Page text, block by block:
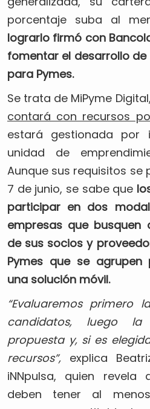
porcentaje suba al
lograrlo firmó con
fomentar el desarrollo
para Pymes.
Se trata de MiPyme
contará con recursos
estará gestionada por
unidad de
Aunque sus requisitos se
7 de junio, se sabe que
participar en dos
empresas que busquen
de sus socios y
Pymes que se
una solución móvil.
“Evaluaremos primero
candidatos, luego
propuesta y, si es
recursos”, explica
iNNpulsa, quien revela
deben tener al